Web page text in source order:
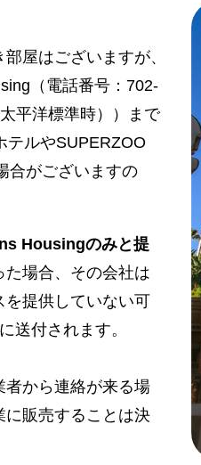
屋はございますが、
（電話番号：702-
平洋標準時））まで
テルやSUPERZOO
合がございますの
Housingのみと提
場合、その会社は
提供していない可
送付されます。
者から連絡が来る場
販売することは決